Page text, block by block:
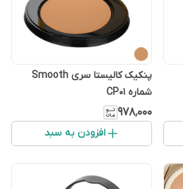
پنکیک کالیستا سری Smooth
شماره CP01
۹۷۸٬۰۰۰
افزودن به سبد